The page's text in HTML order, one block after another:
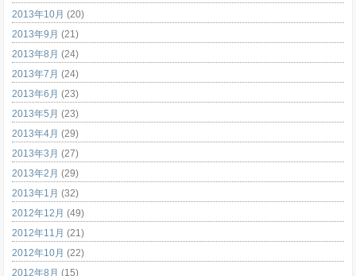
2013年10月 (20)
2013年9月 (21)
2013年8月 (24)
2013年7月 (24)
2013年6月 (23)
2013年5月 (23)
2013年4月 (29)
2013年3月 (27)
2013年2月 (29)
2013年1月 (32)
2012年12月 (49)
2012年11月 (21)
2012年10月 (22)
2012年8月 (15)